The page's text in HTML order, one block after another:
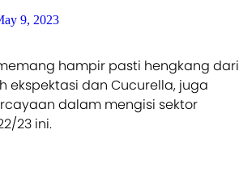
9, 2023
hampir pasti hengkang dari
ekspektasi dan Cucurella, juga
dalam mengisi sektor
23 ini.